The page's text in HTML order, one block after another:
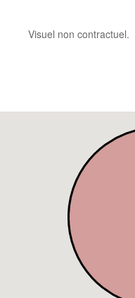
Visuel non contractuel.